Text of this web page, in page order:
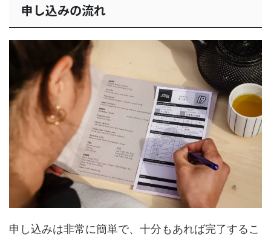
申し込みの流れ
申し込みは非常に簡単で、十分もあれば完了するこ